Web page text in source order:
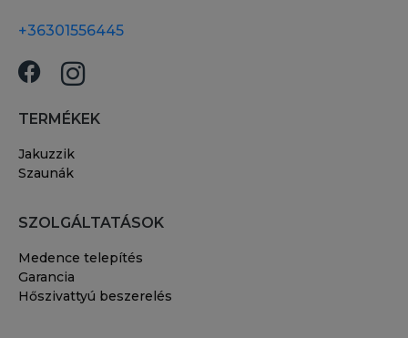
+36301556445
TERMÉKEK
Jakuzzik
Szaunák
SZOLGÁLTATÁSOK
Medence telepítés
Garancia
Hőszivattyú beszerelés